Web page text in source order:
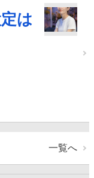
は
一覧へ